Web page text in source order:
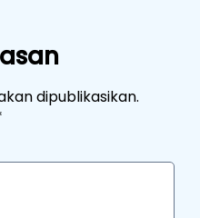
dipublikasikan.